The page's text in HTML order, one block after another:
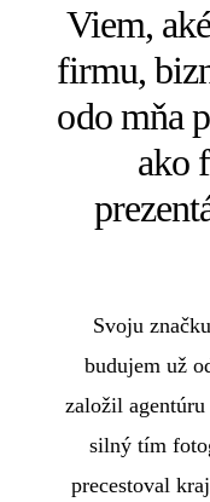
Viem,
firmu,
odo mňa
ako
Svoju
budujem už
založil
silný tím
precestoval